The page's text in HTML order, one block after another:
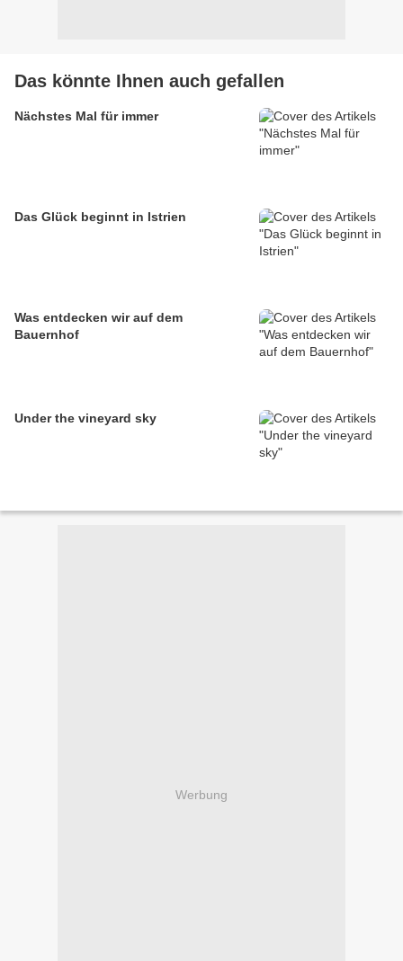
Das könnte Ihnen auch gefallen
Nächstes Mal für immer
Das Glück beginnt in Istrien
Was entdecken wir auf dem
Bauernhof
Under the vineyard sky
Werbung